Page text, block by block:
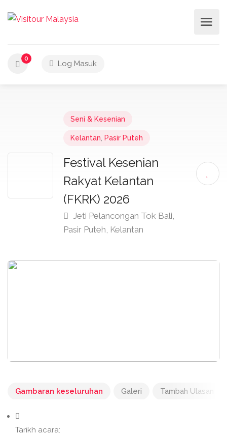
0
Log Masuk
Seni & Kesenian
Kelantan Pasir Puteh
Festival Kesenian
Rakyat Kelantan
(FKRK) 2026
Jeti Pelancongan Tok Bali,
Pasir Puteh, Kelantan
Gambaran keseluruhan Galeri Tambah Ulasan
Tarikh acara: